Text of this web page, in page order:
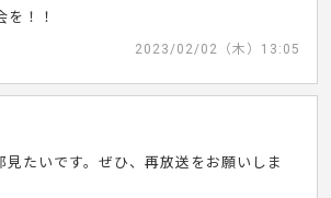
を！！
2023/02/02（木）13:05
見たいです。ぜひ、再放送をお願いしま